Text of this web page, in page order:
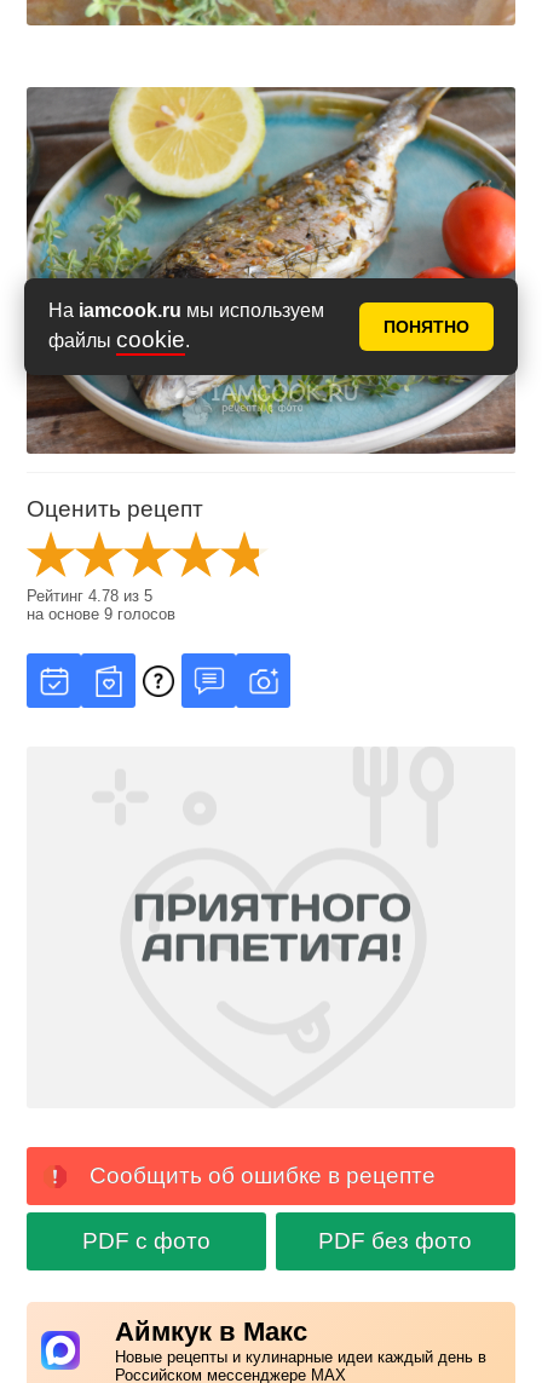
На iamcook.ru мы используем
файлы cookie.
ПОНЯТНО
Оценить рецепт
Рейтинг4.78 из5
на основе9 голосов
Сообщить об ошибке в рецепте
PDF с фото PDF без фото
Аймкук в Макс
Новые рецепты и кулинарные идеи каждый день в
Российском мессенджере MAX